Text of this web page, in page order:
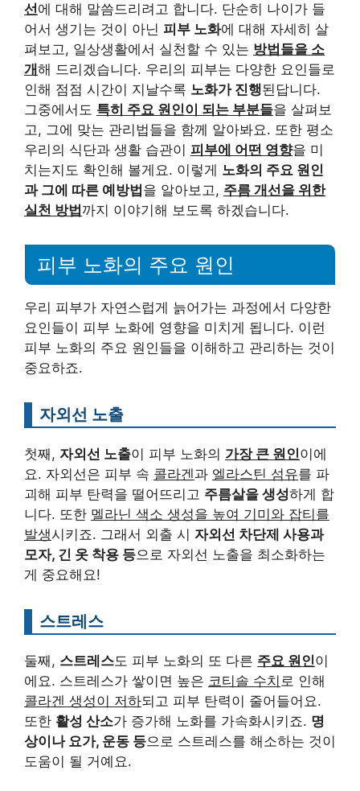
선에 대해 말씀드리려고 합니다. 단순히 나이가 들
어서 생기는 것이 아닌 피부 노화에 대해 자세히 살
펴보고, 일상생활에서 실천할 수 있는 방법들을 소
개해 드리겠습니다. 우리의 피부는 다양한 요인들로
인해 점점 시간이 지날수록 노화가 진행된답니다.
그중에서도 특히 주요 원인이 되는 부분들을 살펴보
고, 그에 맞는 관리법들을 함께 알아봐요. 또한 평소
우리의 식단과 생활 습관이 피부에 어떤 영향을 미
치는지도 확인해 볼게요. 이렇게 노화의 주요 원인
과 그에 따른 예방법 을 알아보고, 주름 개선을 위한
실천 방법 까지 이야기해 보도록 하겠습니다.
피부 노화의 주요 원인
우리 피부가 자연스럽게 늙어가는 과정에서 다양한
요인들이 피부 노화에 영향을 미치게 됩니다. 이런
피부 노화의 주요 원인들을 이해하고 관리하는 것이
중요하죠.
자외선 노출
첫째, 자외선 노출이 피부 노화의 가장 큰 원인이에
요. 자외선은 피부 속 콜라겐과 엘라스틴 섬유를 파
괴해 피부 탄력을 떨어뜨리고 주름살을 생성하게 합
니다. 또한 멜라닌 색소 생성을 높여 기미와 잡티를
발생시키죠. 그래서 외출 시 자외선 차단제 사용과
모자, 긴 옷 착용 등으로 자외선 노출을 최소화하는
게 중요해요!
스트레스
둘째, 스트레스도 피부 노화의 또 다른 주요 원인이
에요. 스트레스가 쌓이면 높은 코티솔 수치 로 인해
콜라겐 생성이 저하되고 피부 탄력이 줄어들어요.
또한 활성 산소가 증가해 노화를 가속화시키죠. 명
상이나 요가, 운동 등으로 스트레스를 해소하는 것이
도움이 될 거예요.